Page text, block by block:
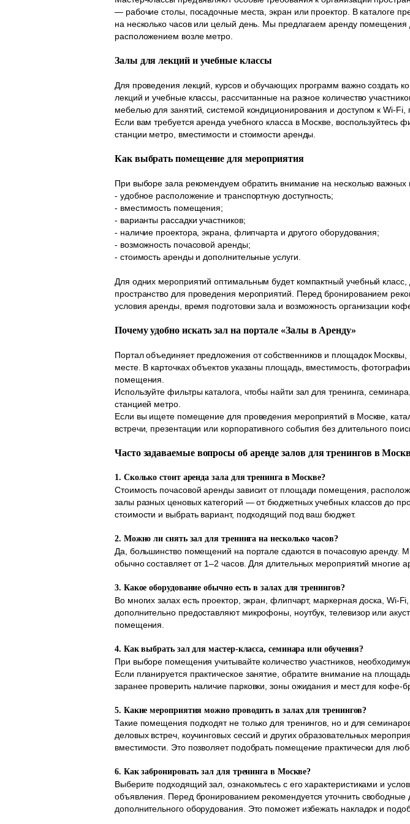
— рабочие столы, посадочные места, экран или проектор. В каталоге
на несколько часов или целый день. Мы предлагаем аренду
расположением возле метро.
Залы для лекций и учебные классы
Для проведения лекций, курсов и обучающих программ важно создать
лекций и учебные классы, рассчитанные на разное количество
мебелью для занятий, системой кондиционирования и доступом к Wi-
Если вам требуется аренда учебного класса в Москве,
станции метро, вместимости и стоимости аренды.
Как выбрать помещение для мероприятия
При выборе зала рекомендуем обратить внимание на несколько важных
- удобное расположение и транспортную доступность;
- вместимость помещения;
- варианты рассадки участников;
- наличие проектора, экрана, флипчарта и другого оборудования;
- возможность почасовой аренды;
- стоимость аренды и дополнительные услуги.
Для одних мероприятий оптимальным будет компактный учебный
пространство для проведения мероприятий. Перед бронированием
условия аренды, время подготовки зала и возможность организации
Почему удобно искать зал на портале «Залы в Аренду»
Портал объединяет предложения от собственников и площадок
месте. В карточках объектов указаны площадь, вместимость,
помещения.
Используйте фильтры каталога, чтобы найти зал для тренинга,
станцией метро.
Если вы ищете помещение для проведения мероприятий в Москве,
встречи, презентации или корпоративного события без длительного
Часто задаваемые вопросы об аренде залов для тренингов в
1. Сколько стоит аренда зала для тренинга в Москве?
Стоимость почасовой аренды зависит от площади помещения,
залы разных ценовых категорий — от бюджетных учебных классов до
стоимости и выбрать вариант, подходящий под ваш бюджет.
2. Можно ли снять зал для тренинга на несколько часов?
Да, большинство помещений на портале сдаются в почасовую аренду.
обычно составляет от 1–2 часов. Для длительных мероприятий многие
3. Какое оборудование обычно есть в залах для тренингов?
Во многих залах есть проектор, экран, флипчарт, маркерная доска,
дополнительно предоставляют микрофоны, ноутбук, телевизор или
помещения.
4. Как выбрать зал для мастер-класса, семинара или обучения?
При выборе помещения учитывайте количество участников,
Если планируется практическое занятие, обратите внимание на
заранее проверить наличие парковки, зоны ожидания и мест для кофе-
5. Какие мероприятия можно проводить в залах для тренингов?
Такие помещения подходят не только для тренингов, но и для
деловых встреч, коучинговых сессий и других образовательных
вместимости. Это позволяет подобрать помещение практически для
6. Как забронировать зал для тренинга в Москве?
Выберите подходящий зал, ознакомьтесь с его характеристиками и
объявления. Перед бронированием рекомендуется уточнить
дополнительного оборудования. Это поможет избежать накладок и